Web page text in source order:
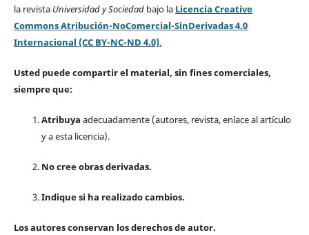
la revista Universidad y Sociedad bajo la Licencia Creative
Commons Atribución-NoComercial-SinDerivadas 4.0
Internacional (CC BY-NC-ND 4.0).
Usted puede compartir el material, sin fines comerciales,
siempre que:
Atribuya adecuadamente (autores, revista, enlace al artículo
y a esta licencia).
No cree obras derivadas.
Indique si ha realizado cambios.
Los autores conservan los derechos de autor.